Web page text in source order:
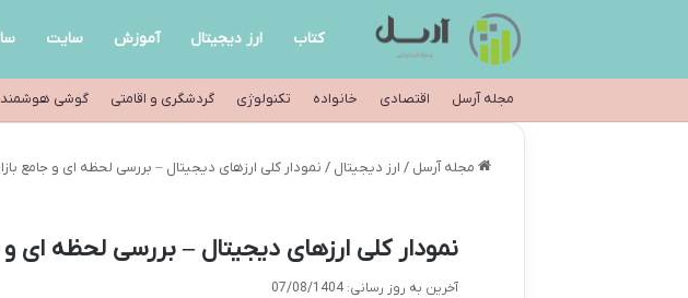
کتاب ارز دیجیتال آموزش سایت
مجله آرسل اقتصادی خانواده تکنولوژی گردشگری و اقامتی گوشی هوشمند
مجله آرسل / ارز دیجیتال / نمودار کلی ارزهای دیجیتال – بررسی لحظه ای و جامع
نمودار کلی ارزهای دیجیتال – بررسی لحظه ای و
آخرین به روز رسانی: 07/08/1404